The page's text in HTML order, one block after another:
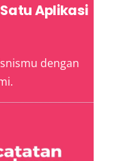
Aplikasi
dengan